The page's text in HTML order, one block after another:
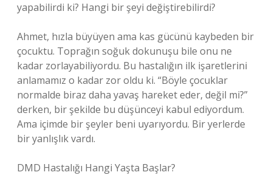
yapabilirdi ki? Hangi bir şeyi değiştirebilirdi?
Ahmet, hızla büyüyen ama kas gücünü kaybeden bir
çocuktu. Toprağın soğuk dokunuşu bile onu ne
kadar zorlayabiliyordu. Bu hastalığın ilk işaretlerini
anlamamız o kadar zor oldu ki. “Böyle çocuklar
normalde biraz daha yavaş hareket eder, değil mi?”
derken, bir şekilde bu düşünceyi kabul ediyordum.
Ama içimde bir şeyler beni uyarıyordu. Bir yerlerde
bir yanlışlık vardı.
DMD Hastalığı Hangi Yaşta Başlar?